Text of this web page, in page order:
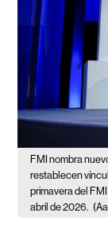
FMI nombra
restablecen
primavera del FMI
abril de 2026.